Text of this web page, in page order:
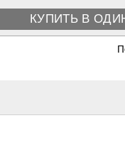
КУПИТЬ В